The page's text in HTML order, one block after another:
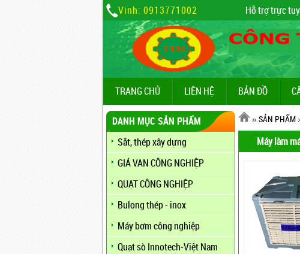
Vinh: 0913771002 Hỗ trợ trực
TRANG CHỦ LIÊN HỆ BẢN ĐỒ
DANH MỤC SẢN PHẨM
Sắt, thép xây dựng
GIÁ VAN CÔNG NGHIỆP
QUẠT CÔNG NGHIỆP
Bulong thép - inox
Máy bơm công nghiệp
Quạt sò Innotech-Việt Nam
»SẢN PHẨM
Máy làm